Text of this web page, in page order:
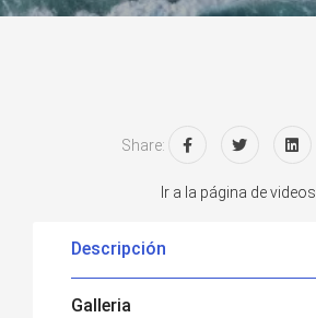
Share:
Ir a la página de videos
Descripción
Galleria